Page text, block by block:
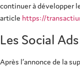
continuer à développer
article https://
Les Social Ads
Après l’annonce de la